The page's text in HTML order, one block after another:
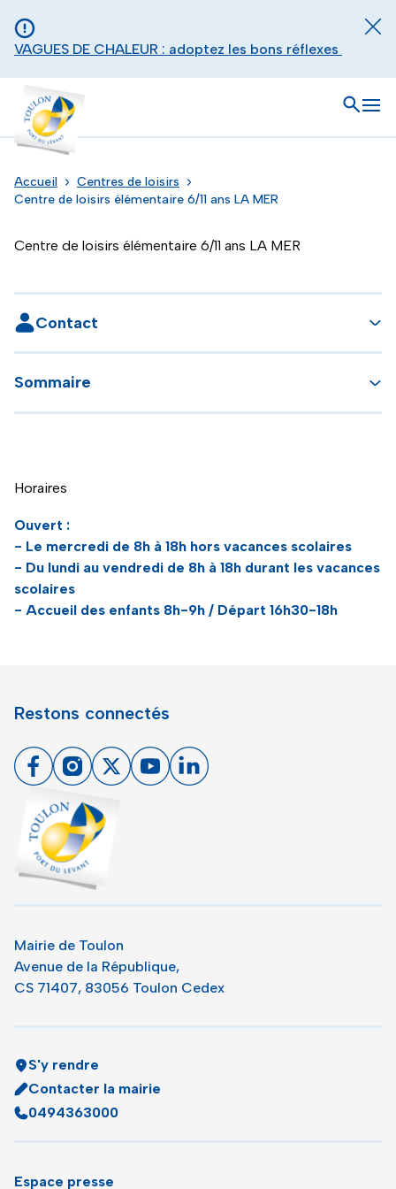
VAGUES DE CHALEUR : adoptez les bons réflexes
Toulon - Port du levant, retour à l'accueil
Ouvrir
Accueil
Centres de loisirs
Centre de loisirs élémentaire 6/11 ans LA MER
Centre de loisirs élémentaire 6/11 ans LA MER
Contact
Sommaire
Horaires
Ouvert :
- Le mercredi de 8h à 18h hors vacances scolaires
- Du lundi au vendredi de 8h à 18h durant les vacances
scolaires
- Accueil des enfants 8h-9h / Départ 16h30-18h
Restons connectés
FacebookInstagram
X YoutubeLinkedin
Mairie de Toulon
Avenue de la République,
CS 71407, 83056 Toulon Cedex
S'y rendre
Contacter la mairie
0494363000
Espace presse